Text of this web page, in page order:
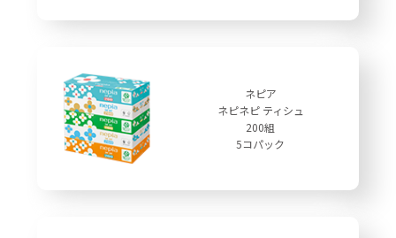
ネピア
ネピネピ ティシュ
200組
5コパック